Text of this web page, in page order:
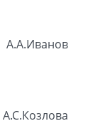
А.А.Иванов
А.С.Козлова